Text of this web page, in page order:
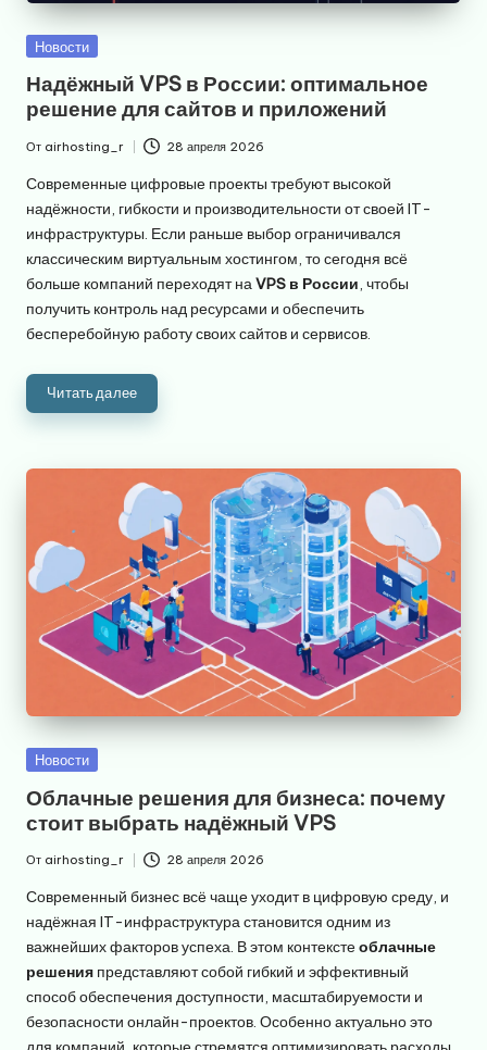
Опубликовано
Новости
Надёжный VPS в России: оптимальное
решение для сайтов и приложений
Запись
от
От airhosting_r 28 апреля 2026
Современные цифровые проекты требуют высокой
надёжности, гибкости и производительности от своей IT-
инфраструктуры. Если раньше выбор ограничивался
классическим виртуальным хостингом, то сегодня всё
больше компаний переходят наVPS в России, чтобы
получить контроль над ресурсами и обеспечить
бесперебойную работу своих сайтов и сервисов.
Читать далее
Опубликовано
Новости
Облачные решения для бизнеса: почему
стоит выбрать надёжный VPS
от
От airhosting_r 28 апреля 2026
Современный бизнес всё чаще уходит в цифровую среду, и
надёжная IT-инфраструктура становится одним из
важнейших факторов успеха. В этом контекстеоблачные
решения представляют собой гибкий и эффективный
способ обеспечения доступности, масштабируемости и
безопасности онлайн-проектов. Особенно актуально это